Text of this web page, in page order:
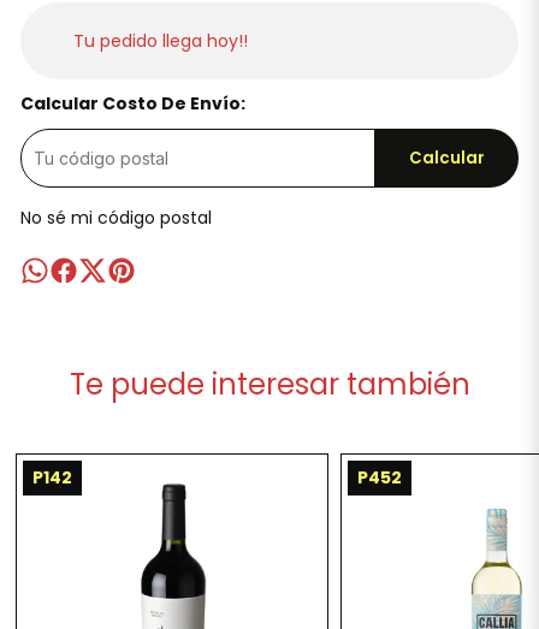
Tu pedido llega hoy!!
Calcular Costo De Envío:
Calcular
No sé mi código postal
Te puede interesar también
P142 P452